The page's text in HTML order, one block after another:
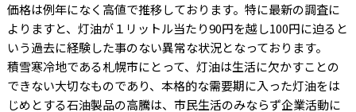
価格は例年になく高値で推移しております。特に最新の調査に
よりますと、灯油が１リットル当たり90円を越し100円に迫ると
いう過去に経験した事のない異常な状況となっております。
積雪寒冷地である札幌市にとって、灯油は生活に欠かすことの
できない大切なものであり、本格的な需要期に入った灯油をは
じめとする石油製品の高騰は、市民生活のみならず企業活動に